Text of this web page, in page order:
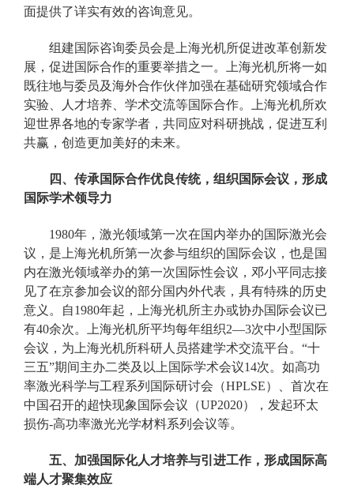
面提供了详实有效的咨询意见。
组建国际咨询委员会是上海光机所促进改革创新发
展，促进国际合作的重要举措之一。上海光机所将一如
既往地与委员及海外合作伙伴加强在基础研究领域合作
实验、人才培养、学术交流等国际合作。上海光机所欢
迎世界各地的专家学者，共同应对科研挑战，促进互利
共赢，创造更加美好的未来。
四、传承国际合作优良传统，组织国际会议，形成
国际学术领导力
1980年，激光领域第一次在国内举办的国际激光会
议，是上海光机所第一次参与组织的国际会议，也是国
内在激光领域举办的第一次国际性会议，邓小平同志接
见了在京参加会议的部分国内外代表，具有特殊的历史
意义。自1980年起，上海光机所主办或协办国际会议已
有40余次。上海光机所平均每年组织2—3次中小型国际
会议，为上海光机所科研人员搭建学术交流平台。“十
三五”期间主办二类及以上国际学术会议14次。如高功
率激光科学与工程系列国际研讨会（HPLSE）、首次在
中国召开的超快现象国际会议（UP2020），发起环太
损伤-高功率激光光学材料系列会议等。
五、加强国际化人才培养与引进工作，形成国际高
端人才聚集效应